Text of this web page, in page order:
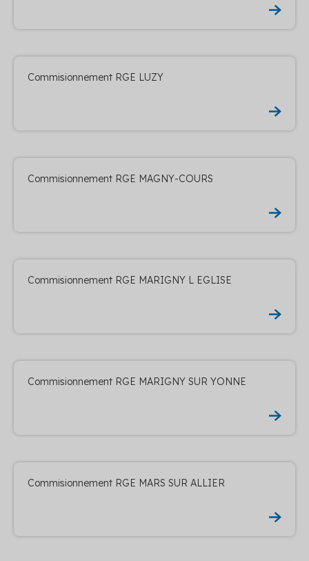
Commisionnement RGE LUZY
Commisionnement RGE MAGNY-COURS
Commisionnement RGE MARIGNY L EGLISE
Commisionnement RGE MARIGNY SUR YONNE
Commisionnement RGE MARS SUR ALLIER